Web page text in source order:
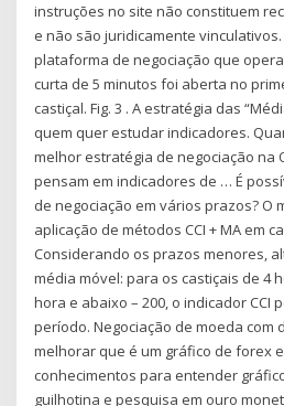
instruções no site não constituem
e não são juridicamente
plataforma de negociação que
curta de 5 minutos foi aberta no
castiçal. Fig. 3 . A estratégia das
quem quer estudar indicadores.
melhor estratégia de negociação na
pensam em indicadores de … É
de negociação em vários prazos? O
aplicação de métodos CCI + MA em
Considerando os prazos menores,
média móvel: para os castiçais de 4
hora e abaixo – 200, o indicador CCI
período. Negociação de moeda com
melhorar que é um gráfico de forex
conhecimentos para entender
guilhotina e pesquisa em ouro